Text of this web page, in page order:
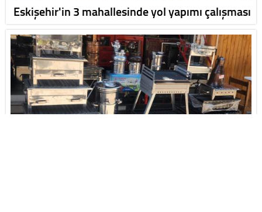
Eskişehir'in 3 mahallesinde yol yapımı çalışması